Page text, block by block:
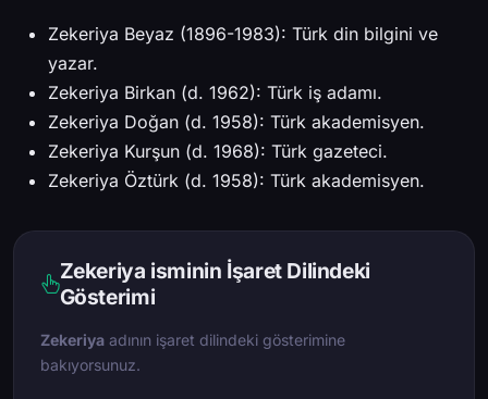
Zekeriya Beyaz (1896-1983): Türk din bilgini ve
yazar.
Zekeriya Birkan (d. 1962): Türk iş adamı.
Zekeriya Doğan (d. 1958): Türk akademisyen.
Zekeriya Kurşun (d. 1968): Türk gazeteci.
Zekeriya Öztürk (d. 1958): Türk akademisyen.
Zekeriya isminin İşaret Dilindeki
Gösterimi
Zekeriya adının işaret dilindeki gösterimine
bakıyorsunuz.